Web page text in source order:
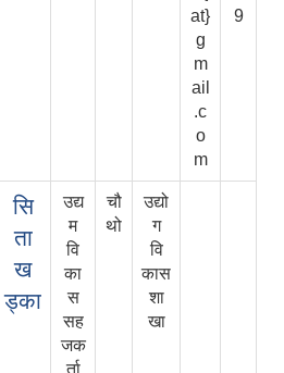
at}
g
m
ail
.c
o
m
9
सि
ता
ख
ड्का
उद्य
म
वि
का
स
सह
जक
चौ
थो
उद्यो
ग
वि
कास
शा
खा